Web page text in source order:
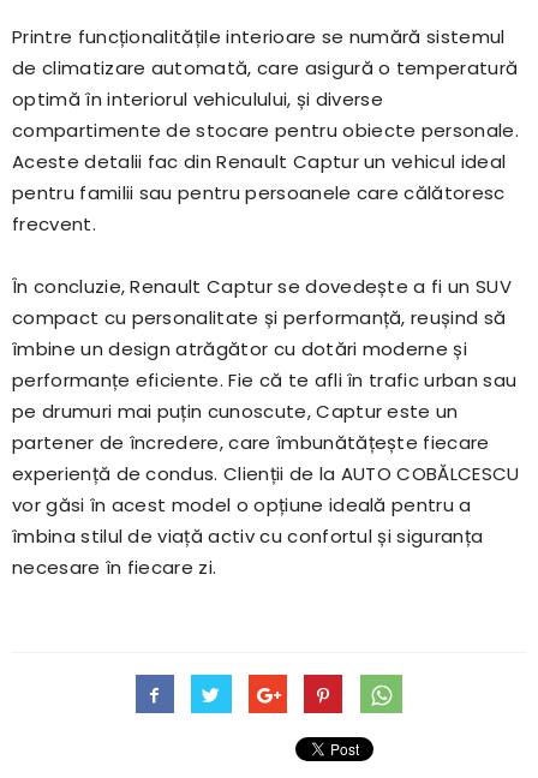
Printre funcționalitățile interioare se numără sistemul
de climatizare automată, care asigură o temperatură
optimă în interiorul vehiculului, și diverse
compartimente de stocare pentru obiecte personale.
Aceste detalii fac din Renault Captur un vehicul ideal
pentru familii sau pentru persoanele care călătoresc
frecvent.
În concluzie, Renault Captur se dovedește a fi un SUV
compact cu personalitate și performanță, reușind să
îmbine un design atrăgător cu dotări moderne și
performanțe eficiente. Fie că te afli în trafic urban sau
pe drumuri mai puțin cunoscute, Captur este un
partener de încredere, care îmbunătățește fiecare
experiență de condus. Clienții de la AUTO COBĂLCESCU
vor găsi în acest model o opțiune ideală pentru a
îmbina stilul de viață activ cu confortul și siguranța
necesare în fiecare zi.